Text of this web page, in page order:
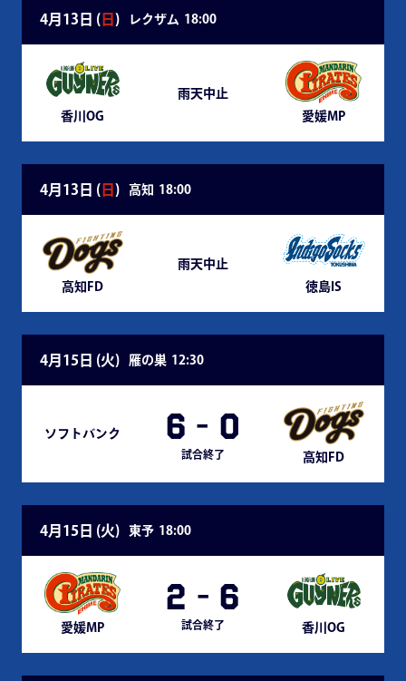
4月13日 ( 日 ) レクザム 18:00
香川OG
雨天中止
愛媛MP
4月13日 ( 日 ) 高知 18:00
高知FD
雨天中止
徳島IS
4月15日 (火) 雁の巣 12:30
ソフトバンク 6 - 0
試合終了 高知FD
4月15日 (火) 東予 18:00
愛媛MP
2 - 6
試合終了 香川OG